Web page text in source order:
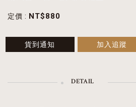
定價 : NT$880
貨到通知 加入追蹤
DETAIL